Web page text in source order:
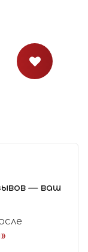
— ваш